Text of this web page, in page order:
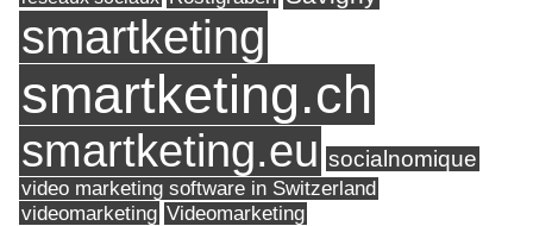
smartketing
smartketing.ch
smartketing.eu socialnomique
video marketing software in Switzerland
videomarketing Videomarketing